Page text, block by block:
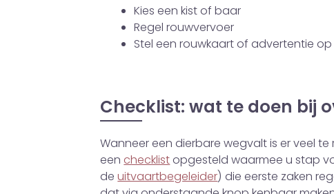
Kies een kist of baar
Regel rouwvervoer
Stel een rouwkaart of advertentie op
Checklist: wat te doen bij
Wanneer een dierbare wegvalt is er veel
eenchecklistopgesteld waarmee u stap
deuitvaartbegeleider) die eerste zaken